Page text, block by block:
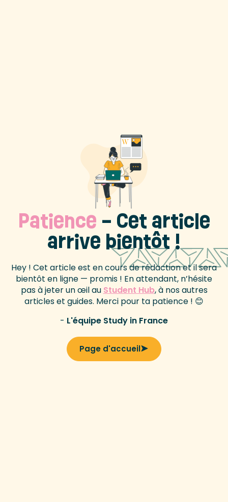
Patience – Cet article
arrive bientôt !
Hey ! Cet article est en cours de rédaction et il sera
bientôt en ligne — promis ! En attendant, n’hésite
pas à jeter un œil au Student Hub, à nos autres
articles et guides. Merci pour ta patience ! 😊
- L'équipe Study in France
Page d'accueil